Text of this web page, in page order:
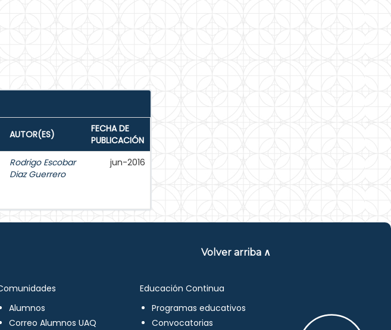
AUTOR(ES)
FECHA DE
PUBLICACIÓN
Rodrigo Escobar
Diaz Guerrero
jun-2016
Volver arriba ∧
Alumnos
Correo Alumnos UAQ
Educación Continua
Programas educativos
Convocatorias